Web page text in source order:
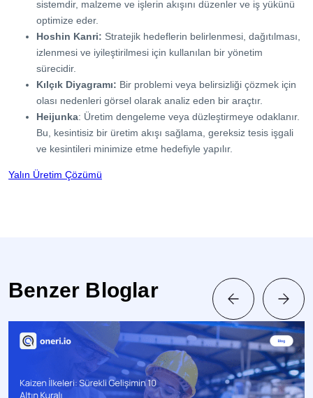
sistemdir, malzeme ve işlerin akışını düzenler ve iş yükünü
optimize eder.
Hoshin Kanri: Stratejik hedeflerin belirlenmesi, dağıtılması,
izlenmesi ve iyileştirilmesi için kullanılan bir yönetim
sürecidir.
Kılçık Diyagramı: Bir problemi veya belirsizliği çözmek için
olası nedenleri görsel olarak analiz eden bir araçtır.
Heijunka: Üretim dengeleme veya düzleştirmeye odaklanır.
Bu, kesintisiz bir üretim akışı sağlama, gereksiz tesis işgali
ve kesintileri minimize etme hedefiyle yapılır.
Yalın Üretim Çözümü
Benzer Bloglar